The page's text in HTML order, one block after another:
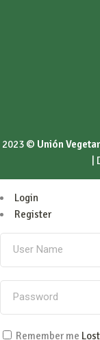
2023 © Unión
Login
Register
Remember me